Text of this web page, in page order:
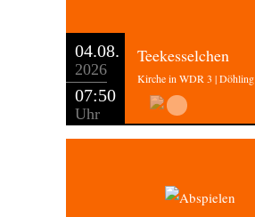
04.08.
2026
07:50
Uhr
Teekesselchen
Kirche in WDR 3 | Döhling